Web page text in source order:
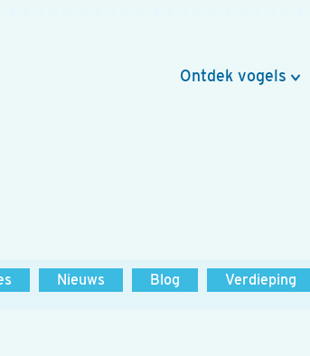
Ontdek vogels
Nieuws Blog Verdieping